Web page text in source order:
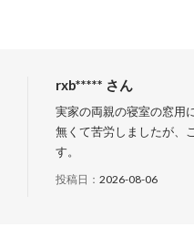
rxb***** さん
実家の両親の寝室の窓用
無くて苦労しましたが、
す。
投稿日： 2026-08-06